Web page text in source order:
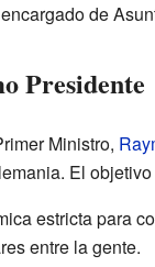
de
Presidente
Ministro,
El
estricta para
entre la gente.